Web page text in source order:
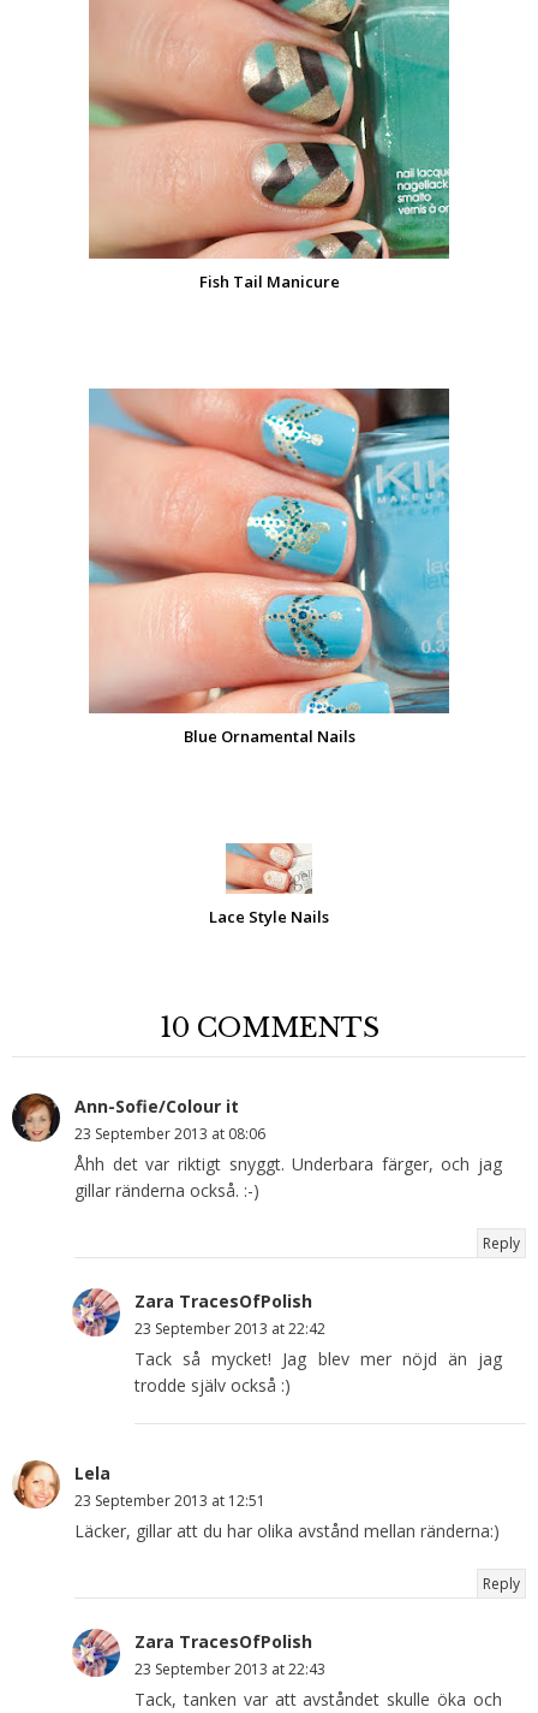
Fish Tail Manicure
Blue Ornamental Nails
Lace Style Nails
10 COMMENTS
Ann-Sofie/Colour it
23 September 2013 at 08:06
Åhh det var riktigt snyggt. Underbara färger, och jag
gillar ränderna också. :-)
Reply
Zara TracesOfPolish
23 September 2013 at 22:42
Tack så mycket! Jag blev mer nöjd än jag
trodde själv också :)
Lela
23 September 2013 at 12:51
Läcker, gillar att du har olika avstånd mellan ränderna:)
Reply
Zara TracesOfPolish
23 September 2013 at 22:43
Tack, tanken var att avståndet skulle öka och